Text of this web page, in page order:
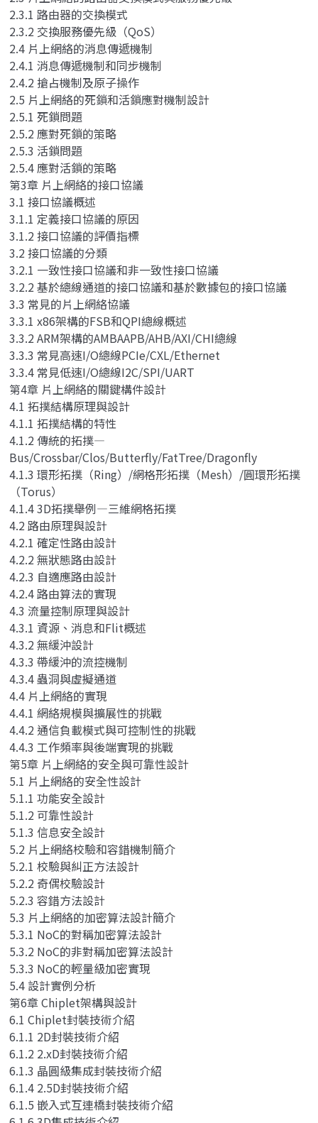
2.3.1 路由器的交換模式
2.3.2 交換服務優先級（QoS）
2.4 片上網絡的消息傳遞機制
2.4.1 消息傳遞機制和同步機制
2.4.2 搶占機制及原子操作
2.5 片上網絡的死鎖和活鎖應對機制設計
2.5.1 死鎖問題
2.5.2 應對死鎖的策略
2.5.3 活鎖問題
2.5.4 應對活鎖的策略
第3章 片上網絡的接口協議
3.1 接口協議概述
3.1.1 定義接口協議的原因
3.1.2 接口協議的評價指標
3.2 接口協議的分類
3.2.1 一致性接口協議和非一致性接口協議
3.2.2 基於總線通道的接口協議和基於數據包的接口協議
3.3 常見的片上網絡協議
3.3.1 x86架構的FSB和QPI總線概述
3.3.2 ARM架構的AMBAAPB/AHB/AXI/CHI總線
3.3.3 常見高速I/O總線PCIe/CXL/Ethernet
3.3.4 常見低速I/O總線I2C/SPI/UART
第4章 片上網絡的關鍵構件設計
4.1 拓撲結構原理與設計
4.1.1 拓撲結構的特性
4.1.2 傳統的拓撲—
Bus/Crossbar/Clos/Butterfly/FatTree/Dragonfly
4.1.3 環形拓撲（Ring）/網格形拓撲（Mesh）/圓環形拓撲
（Torus）
4.1.4 3D拓撲舉例—三維網格拓撲
4.2 路由原理與設計
4.2.1 確定性路由設計
4.2.2 無狀態路由設計
4.2.3 自適應路由設計
4.2.4 路由算法的實現
4.3 流量控制原理與設計
4.3.1 資源、消息和Flit概述
4.3.2 無緩沖設計
4.3.3 帶緩沖的流控機制
4.3.4 蟲洞與虛擬通道
4.4 片上網絡的實現
4.4.1 網絡規模與擴展性的挑戰
4.4.2 通信負載模式與可控制性的挑戰
4.4.3 工作頻率與後端實現的挑戰
第5章 片上網絡的安全與可靠性設計
5.1 片上網絡的安全性設計
5.1.1 功能安全設計
5.1.2 可靠性設計
5.1.3 信息安全設計
5.2 片上網絡校驗和容錯機制簡介
5.2.1 校驗與糾正方法設計
5.2.2 奇偶校驗設計
5.2.3 容錯方法設計
5.3 片上網絡的加密算法設計簡介
5.3.1 NoC的對稱加密算法設計
5.3.2 NoC的非對稱加密算法設計
5.3.3 NoC的輕量級加密實現
5.4 設計實例分析
第6章 Chiplet架構與設計
6.1 Chiplet封裝技術介紹
6.1.1 2D封裝技術介紹
6.1.2 2.xD封裝技術介紹
6.1.3 晶圓級集成封裝技術介紹
6.1.4 2.5D封裝技術介紹
6.1.5 嵌入式互連橋封裝技術介紹